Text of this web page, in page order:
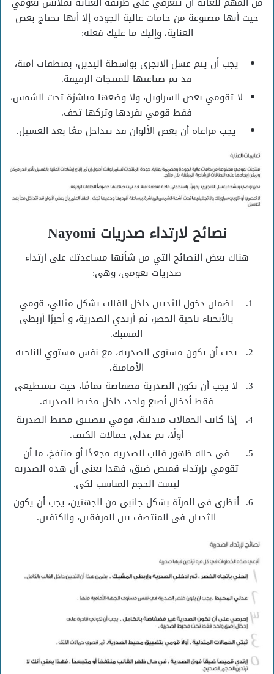
حيث أنها مصنوعة من خامات عالية الجودة إلا أنها تحتاج بعض
العناية، وإليك ما عليك فعله:
يجب أن يتم غسل الانجرى بواسطة اليدين، بمنظفات امنة،
قد تم صناعتها للمنتجات الرقيقة.
لا تقومي بعص السراويل، ولا وضعها مباشرًة تحت الشمس،
فقط قومي بفردها وتركها تجف.
يجب مراعاة أن بعض الألوان قد تتداخل معًا بعد الغسيل.
نصائح لارتداء صدريات Nayomi
هناك بعض النصائح التي من شأنها مساعدتك على ارتداء
صدريات نعومي، وهي:
لضمان دخول الثديين داخل القالب بشكل مثالي، قومي
بالأنحناء ناحية الخصر، ثم أرتدي الصدرية، و أخيرًا أربطى
المشبك.
يجب أن يكون مستوى الصدرية، مع نفس مستوي الناحية
الأمامية.
لا يجب أن تكون الصدرية فضفاضة تمامًا، حيث تستطيعي
فقط أدخال أصبع واحد، داخل مخيط الصدرية.
إذا كانت الحمالات متدلية، قومي بتضييق محيط الصدرية
أولًا، ثم عدلى حمالات الكتف.
فى حالة ظهور قالب الصدرية مجعدًا أو منتفخ، ما أن
تقومي بإرتداء قميص ضيق، فهذا يعنى أن هذه الصدرية
ليست الحجم المناسب لكي.
أنظرى فى المرآة بشكل جانبي من الجهتين، يجب أن يكون
الثديان فى المنتصف بين المرفقين، والكتفين.